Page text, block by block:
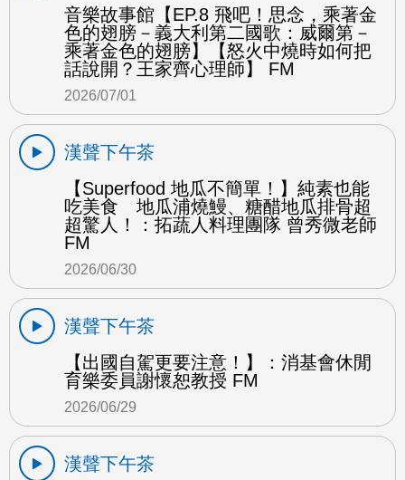
音樂故事館【EP.8 飛吧！思念，乘著金
色的翅膀－義大利第二國歌：威爾第－
乘著金色的翅膀】【怒火中燒時如何把
話說開？王家齊心理師】 FM
2026/07/01
漢聲下午茶
【Superfood 地瓜不簡單！】純素也能
吃美食 地瓜浦燒鰻、糖醋地瓜排骨超
超驚人！：拓蔬人料理團隊 曾秀微老師
FM
2026/06/30
漢聲下午茶
【出國自駕更要注意！】：消基會休閒
育樂委員謝懷恕教授 FM
2026/06/29
漢聲下午茶